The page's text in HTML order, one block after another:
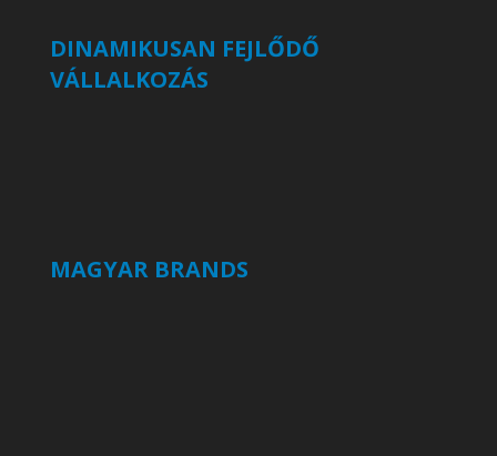
DINAMIKUSAN FEJLŐDŐ
VÁLLALKOZÁS
MAGYAR BRANDS